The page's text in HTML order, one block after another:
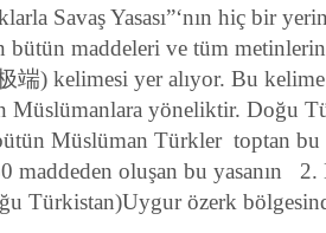
Savaş Yasası”‘nın hiç bir
bütün maddeleri ve tüm
端) kelimesi yer alıyor. Bu
Müslümanlara yöneliktir. Doğu
Müslüman Türkler toptan bu
maddeden oluşan bu yasanın
Türkistan)Uygur özerk